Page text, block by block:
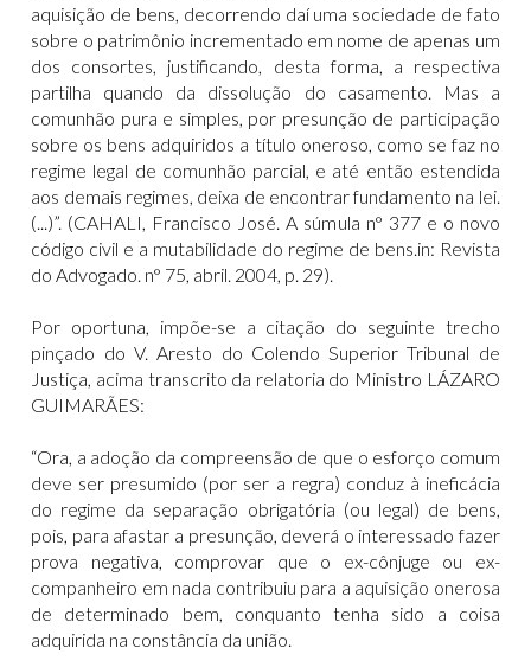
aquisição de bens, decorrendo daí uma sociedade de fato
sobre o patrimônio incrementado em nome de apenas um
dos consortes, justificando, desta forma, a respectiva
partilha quando da dissolução do casamento. Mas a
comunhão pura e simples, por presunção de participação
sobre os bens adquiridos a título oneroso, como se faz no
regime legal de comunhão parcial, e até então estendida
aos demais regimes, deixa de encontrar fundamento na lei.
(...)”. (CAHALI, Francisco José. A súmula n° 377 e o novo
código civil e a mutabilidade do regime de bens.in: Revista
do Advogado. n° 75, abril. 2004, p. 29).
Por oportuna, impõe-se a citação do seguinte trecho
pinçado do V. Aresto do Colendo Superior Tribunal de
Justiça, acima transcrito da relatoria do Ministro LÁZARO
GUIMARÃES:
“Ora, a adoção da compreensão de que o esforço comum
deve ser presumido (por ser a regra) conduz à ineficácia
do regime da separação obrigatória (ou legal) de bens,
pois, para afastar a presunção, deverá o interessado fazer
prova negativa, comprovar que o ex-cônjuge ou ex-
companheiro em nada contribuiu para a aquisição onerosa
de determinado bem, conquanto tenha sido a coisa
adquirida na constância da união.